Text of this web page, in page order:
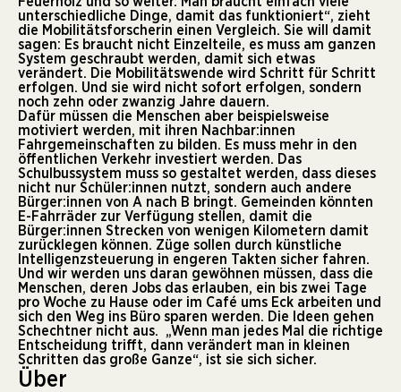
unterschiedliche Dinge, damit das funktioniert“, zieht
die Mobilitätsforscherin einen Vergleich. Sie will damit
sagen: Es braucht nicht Einzelteile, es muss am ganzen
System geschraubt werden, damit sich etwas
verändert. Die Mobilitätswende wird Schritt für Schritt
erfolgen. Und sie wird nicht sofort erfolgen, sondern
noch zehn oder zwanzig Jahre dauern.
Dafür müssen die Menschen aber beispielsweise
motiviert werden, mit ihren Nachbar:innen
Fahrgemeinschaften zu bilden. Es muss mehr in den
öffentlichen Verkehr investiert werden. Das
Schulbussystem muss so gestaltet werden, dass dieses
nicht nur Schüler:innen nutzt, sondern auch andere
Bürger:innen von A nach B bringt. Gemeinden könnten
E-Fahrräder zur Verfügung stellen, damit die
Bürger:innen Strecken von wenigen Kilometern damit
zurücklegen können. Züge sollen durch künstliche
Intelligenzsteuerung in engeren Takten sicher fahren.
Und wir werden uns daran gewöhnen müssen, dass die
Menschen, deren Jobs das erlauben, ein bis zwei Tage
pro Woche zu Hause oder im Café ums Eck arbeiten und
sich den Weg ins Büro sparen werden. Die Ideen gehen
Schechtner nicht aus. „Wenn man jedes Mal die richtige
Entscheidung trifft, dann verändert man in kleinen
Schritten das große Ganze“, ist sie sich sicher.
Über